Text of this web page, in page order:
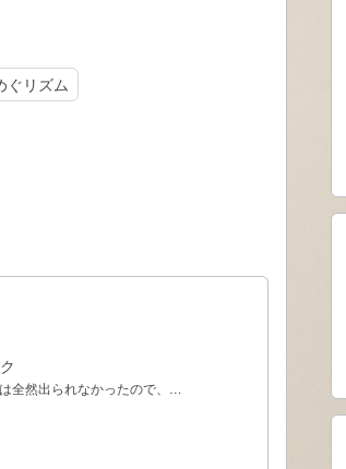
ぐリズム
全然出られなかったので、…